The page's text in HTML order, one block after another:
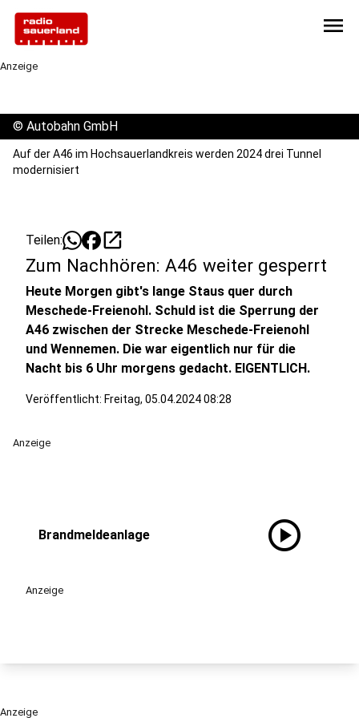
menu
Anzeige
© Autobahn GmbH
Auf der A46 im Hochsauerlandkreis werden 2024 drei Tunnel
modernisiert
Teilen: open_in_new
Zum Nachhören: A46 weiter gesperrt
Heute Morgen gibt's lange Staus quer durch
Meschede-Freienohl. Schuld ist die Sperrung der
A46 zwischen der Strecke Meschede-Freienohl
und Wennemen. Die war eigentlich nur für die
Nacht bis 6 Uhr morgens gedacht. EIGENTLICH.
Veröffentlicht: Freitag, 05.04.2024 08:28
Anzeige
Brandmeldeanlage play_circle
Anzeige
Anzeige